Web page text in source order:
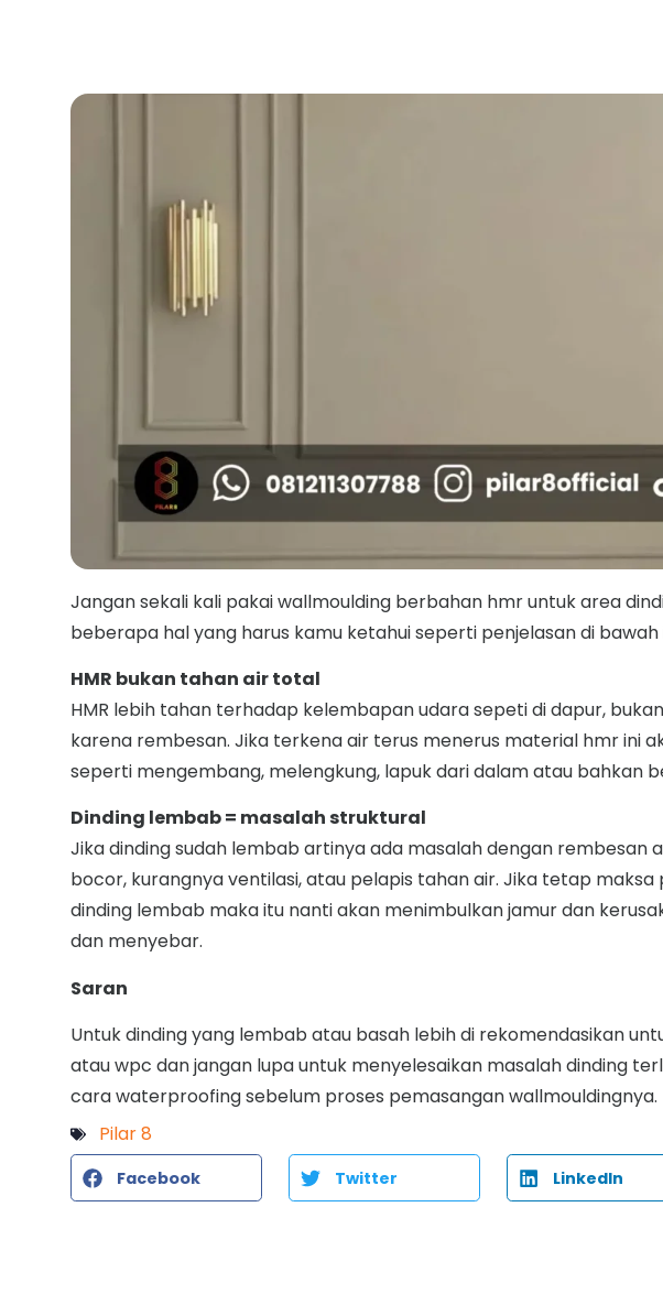
Jangan sekali kali pakai wallmoulding berbahan hmr untuk area
beberapa hal yang harus kamu ketahui seperti penjelasan di bawah
HMR bukan tahan air total
HMR lebih tahan terhadap kelembapan udara sepeti di dapur,
karena rembesan. Jika terkena air terus menerus material hmr ini
seperti mengembang, melengkung, lapuk dari dalam atau bahkan
Dinding lembab = masalah struktural
Jika dinding sudah lembab artinya ada masalah dengan rembesan
bocor, kurangnya ventilasi, atau pelapis tahan air. Jika tetap
dinding lembab maka itu nanti akan menimbulkan jamur dan
dan menyebar.
Saran
Untuk dinding yang lembab atau basah lebih di rekomendasikan
atau wpc dan jangan lupa untuk menyelesaikan masalah dinding
cara waterproofing sebelum proses pemasangan wallmouldingnya.
Pilar 8
Facebook Twitter LinkedIn